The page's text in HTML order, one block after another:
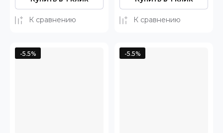
К сравнению К сравнению
-5.5% -5.5%